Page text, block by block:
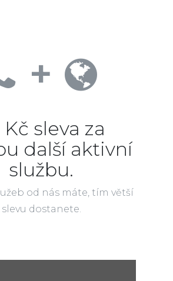
+
sleva za
další aktivní
službu.
od nás máte, tím větší
slevu dostanete.